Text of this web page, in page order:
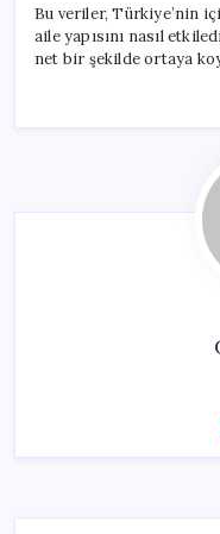
Bu veriler, Türkiye’nin
aile yapısını nasıl
net bir şekilde ortaya